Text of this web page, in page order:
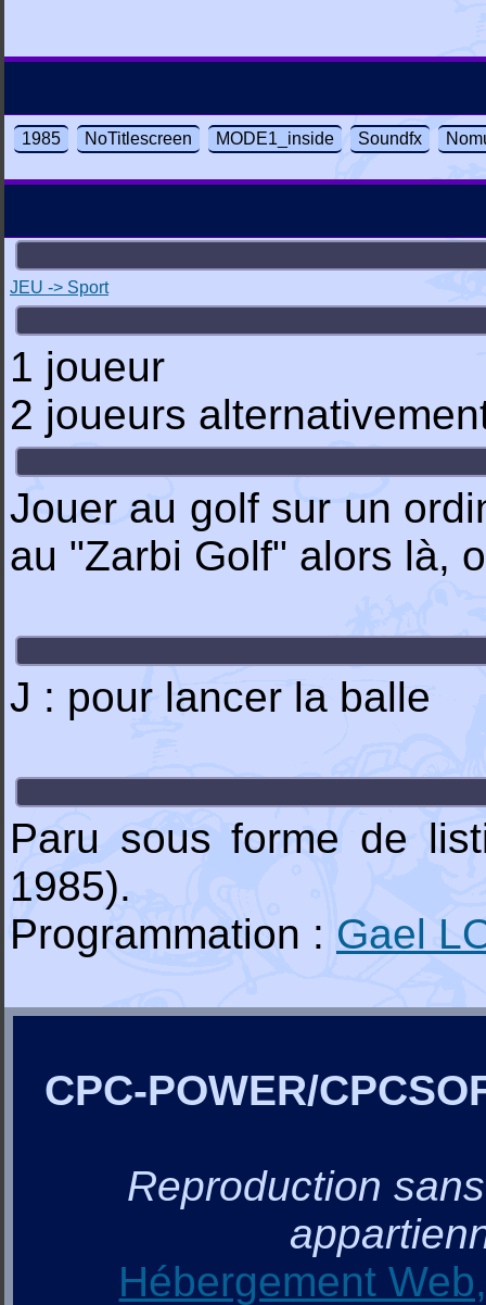
1985 NoTitlescreen MODE1_inside Soundfx
JEU -> Sport
1 joueur
2 joueurs
Jouer au golf sur un
au "Zarbi Golf" alors là,
J : pour lancer la balle
Paru sous forme de
1985).
Programmation : Gael
CPC-POWER/
Reproduction
Hébergement